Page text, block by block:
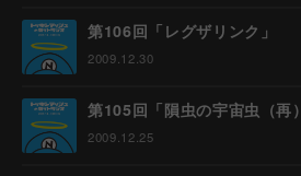
第106回「レグザリンク」
2009.12.30
第105回「隕虫の宇宙虫（再
2009.12.25